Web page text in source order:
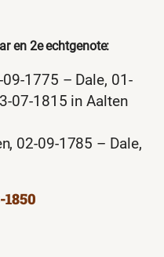
en 2e echtgenote:
1775 – Dale, 01-
07-1815 in Aalten
02-09-1785 – Dale,